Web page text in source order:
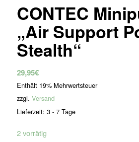
CONTEC
„Air Support
Stealth“
29,95€
Enthält 19% Mehrwertsteuer
zzgl. Versand
Lieferzeit: 3 - 7 Tage
2 vorrätig